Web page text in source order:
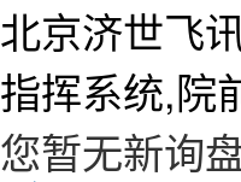
北京济世飞
指挥系统,院
您暂无新询